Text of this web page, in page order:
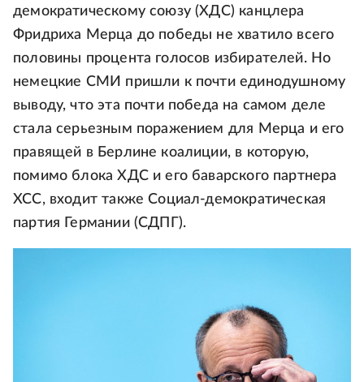
демократическому союзу (ХДС) канцлера
Фридриха Мерца до победы не хватило всего
половины процента голосов избирателей. Но
немецкие СМИ пришли к почти единодушному
выводу, что эта почти победа на самом деле
стала серьезным поражением для Мерца и его
правящей в Берлине коалиции, в которую,
помимо блока ХДС и его баварского партнера
ХСС, входит также Социал-демократическая
партия Германии (СДПГ).